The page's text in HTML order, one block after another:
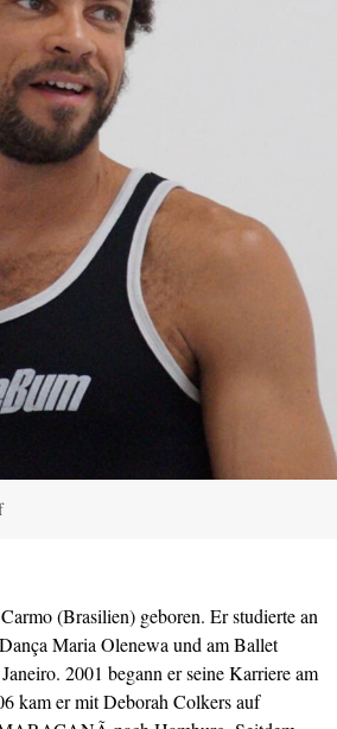
(Brasilien) geboren. Er studierte an
Maria Olenewa und am Ballet
2001 begann er seine Karriere am
kam er mit Deborah Colkers auf